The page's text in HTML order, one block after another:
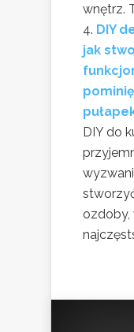
wnętrz.
DIY
jak
DIY do
ozdoby,